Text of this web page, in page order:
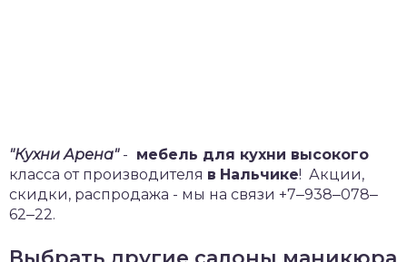
"Кухни Арена"- мебель для кухни высокого
класса от производителя в Нальчике! Акции,
скидки, распродажа - мы на связи +7‒938‒078‒
62‒22.